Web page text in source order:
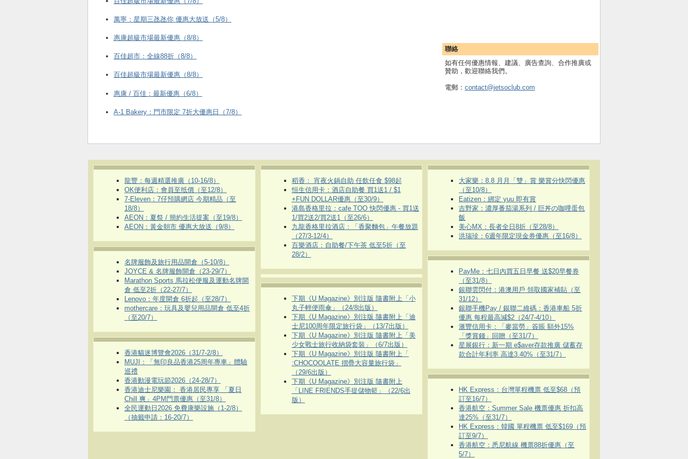
聯絡
如有任何優惠情報、建議、廣告查詢、合作推廣或
贊助，歡迎聯絡我們。
電郵： contact@jetsoclub.com
萬寧：星期三氹氹你 優惠大放送（5/8）
惠康超級市場最新優惠（8/8）
百佳超市：全線88折（8/8）
百佳超級市場最新優惠（8/8）
惠康 / 百佳：最新優惠（6/8）
A-1 Bakery：門市限定 7折大優惠日（7/8）
龍豐：每週精選推廣（10-16/8）
OK便利店：會員至抵價（至12/8）
7-Eleven：7仔預購網店 今期精品（至
18/8）
AEON：夏祭 / 簡約生活提案（至19/8）
AEON：黃金朝市 優惠大放送（9/8）
名牌服飾及旅行用品開倉（5-10/8）
JOYCE & 名牌服飾開倉（23-29/7）
Marathon Sports 馬拉松便服及運動名牌開
倉 低至2折（22-27/7）
Lenovo：年度開倉 6折起（至28/7）
mothercare：玩具及嬰兒用品開倉 低至4折
（至20/7）
香港貓迷博覽會2026（31/7-2/8）
MUJI：「無印良品香港25周年專車」體驗
巡禮
香港動漫電玩節2026（24-28/7）
香港迪士尼樂園： 香港居民專享 「夏日
Chill 爽」4PM門票優惠（至31/8）
全民運動日2026 免費康樂設施（1-2/8）
（抽籤申請：16-20/7）
稻香： 宵夜火鍋自助 任飲任食 $98起
恒生信用卡：酒店自助餐 買1送1 / $1
+FUN DOLLAR優惠（至30/9）
港島香格里拉：cafe TOO 快閃優惠 - 買1送
1/買2送2/買2送1（至26/6）
九龍香格里拉酒店：「香聚麵包」午餐放題
（27/3-12/4）
百樂酒店：自助餐/下午茶 低至5折（至
28/2）
下期《U Magazine》別注版 隨書附上「小
丸子輕便雨傘」（24/8出版）
下期《U Magazine》別注版 隨書附上「迪
士尼100周年限定旅行袋」（13/7出版）
下期《U Magazine》別注版 隨書附上「美
少女戰士旅行收納袋套裝」（6/7出版）
下期《U Magazine》別注版 隨書附上「
:CHOCOOLATE 摺疊大容量旅行袋」
（29/6出版）
下期《U Magazine》別注版 隨書附上
「LINE FRIENDS手提儲物籃」（22/6出
版）
大家樂：8.8 月月「雙」賞 樂賞分快閃優惠
（至10/8）
Eatizen：綁定 yuu 即有賞
吉野家：濃厚番茄湯系列 / 巨丼の咖哩蛋包
飯
美心MX：長者全日8折（至28/8）
洪瑞珍：6週年限定現金券優惠（至16/8）
PayMe：七日內買五日早餐 送$20早餐券
（至31/8）
銀聯雲閃付：港澳用戶 領取國家補貼（至
31/12）
銀聯手機Pay / 銀聯二維碼：香港車船 5折
優惠 每程最高減$2（24/7-4/10）
滙豐信用卡：「麥當勞」簽賬 額外15%
「獎賞錢」回贈（至31/7）
星展銀行：新一期 e$aver存款推廣 儲蓄存
款合計年利率 高達3.40%（至31/7）
HK Express：台灣單程機票 低至$68（預
訂至16/7）
香港航空：Summer Sale 機票優惠 折扣高
達25%（至31/7）
HK Express：韓國 單程機票 低至$169（預
訂至9/7）
香港航空：悉尼航線 機票88折優惠（至
5/7）